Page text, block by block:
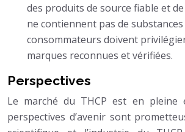
des produits de source fiable et de
ne contiennent pas de substances
consommateurs doivent
marques reconnues et vérifiées.
Perspectives
Le marché du THCP est en pleine
perspectives d’avenir sont